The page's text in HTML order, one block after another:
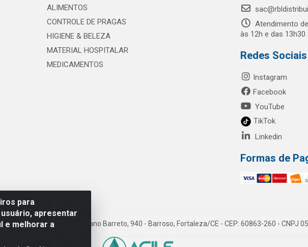
para
apresentar
e melhorar a
ALIMENTOS
CONTROLE DE PRAGAS
HIGIENE & BELEZA
MATERIAL HOSPITALAR
MEDICAMENTOS
Atendimento
às 12h e das 13h30
Redes Sociais
Instagram
Facebook
YouTube
TikTok
Linkedin
Formas de
Gomes LTDA - Rua Maximiano Barreto, 940 - Barroso, Fortaleza/CE - CEP: 60863-260 - CNPJ